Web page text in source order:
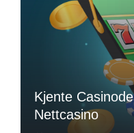
Kjente
Nettcasino